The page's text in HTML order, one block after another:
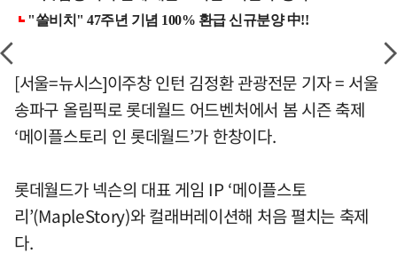
[서울=뉴시스]이주창 인턴 김정환 관광전문 기자 = 서울
송파구 올림픽로 롯데월드 어드벤처에서 봄 시즌 축제
‘메이플스토리 인 롯데월드’가 한창이다.
롯데월드가 넥슨의 대표 게임 IP ‘메이플스토
리’(MapleStory)와 컬래버레이션해 처음 펼치는 축제
다.